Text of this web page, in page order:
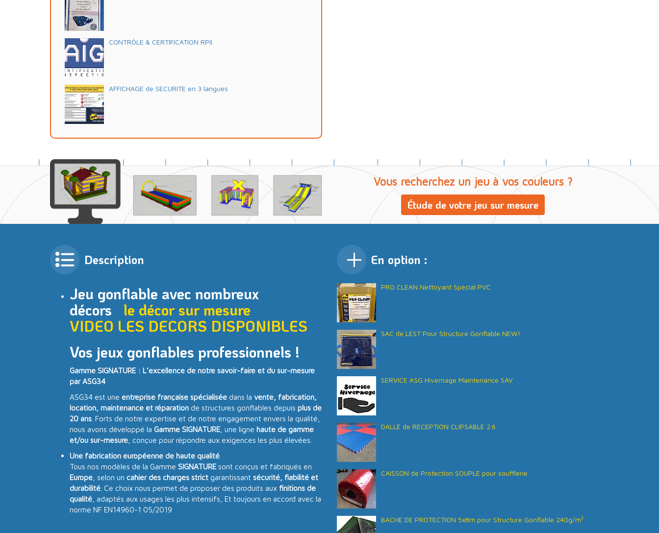
CONTRÔLE & CERTIFICATION RPII
AFFICHAGE de SECURITE en 3 langues
Vous recherchez un jeu à vos couleurs ?
Étude de votre jeu sur mesure
Description
Jeu gonflable avec nombreux
décors
le décor sur mesure
VIDEO LES DECORS DISPONIBLES
Vos jeux gonflables professionnels !
Gamme SIGNATURE : L’excellence de notre savoir-faire et du sur-mesure
par ASG34
ASG34 est une entreprise française spécialisée dans la vente, fabrication,
location, maintenance et réparation de structures gonflables depuis plus de
20 ans . Forts de notre expertise et de notre engagement envers la qualité,
nous avons développé la Gamme SIGNATURE , une ligne haute de gamme
et/ou sur-mesure , conçue pour répondre aux exigences les plus élevées.
Une fabrication européenne de haute qualité
Tous nos modèles de la Gamme SIGNATURE sont conçus et fabriqués en
Europe , selon un cahier des charges strict garantissant sécurité, fiabilité et
durabilité . Ce choix nous permet de proposer des produits aux finitions de
qualité , adaptés aux usages les plus intensifs, Et toujours en accord avec la
norme NF EN14960-1 05/2019
En option :
PRO CLEAN Nettoyant Spécial PVC
SAC de LEST Pour Structure Gonflable NEW!
SERVICE ASG Hivernage Maintenance SAV
DALLE de RÉCEPTION CLIPSABLE 2.6
CAISSON de Protection SOUPLE pour soufflerie
BACHE DE PROTECTION 5x8m pour Structure Gonflable 240g/m²